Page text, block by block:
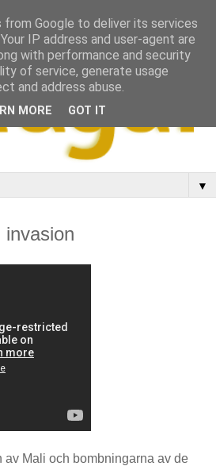
▼
invasion
av Mali och bombningarna av de
from Google to deliver its services
IP address and user-agent are
with performance and security
of service, generate usage
and address abuse.
MORE GOT IT